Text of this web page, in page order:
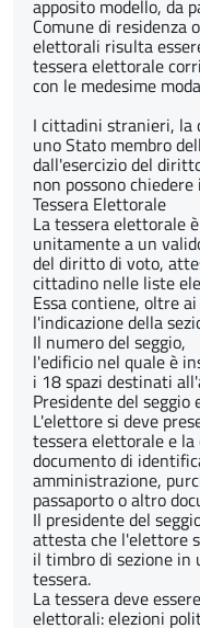
apposito modello, da
Comune di residenza
elettorali risulta
tessera elettorale
con le medesime
I cittadini stranieri, la
uno Stato membro
dall'esercizio del
non possono
Tessera Elettorale
La tessera elettorale
unitamente a un
del diritto di voto,
cittadino nelle liste
Essa contiene, oltre
l'indicazione della
Il numero del seggio,
l'edificio nel quale è
i 18 spazi destinati
Presidente del seggio
L'elettore si deve
tessera elettorale e
documento di
amministrazione,
passaporto o altro
Il presidente del
attesta che l'elettore
il timbro di sezione in
tessera.
La tessera deve
elettorali: elezioni